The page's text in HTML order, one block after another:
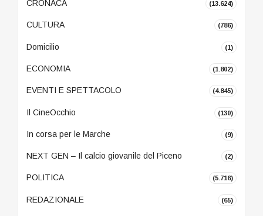
CRONACA (13.624)
CULTURA (786)
Domicilio (1)
ECONOMIA (1.802)
EVENTI E SPETTACOLO (4.845)
Il CineOcchio (130)
In corsa per le Marche (9)
NEXT GEN – Il calcio giovanile del Piceno (2)
POLITICA (5.716)
REDAZIONALE (65)